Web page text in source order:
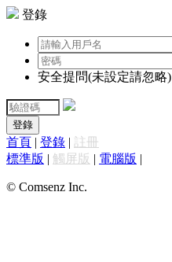
登錄
安全提問(未設定請忽略)
登錄
首頁 | 登錄 | 註冊
標準版 | 觸屏版 | 電腦版 |
© Comsenz Inc.